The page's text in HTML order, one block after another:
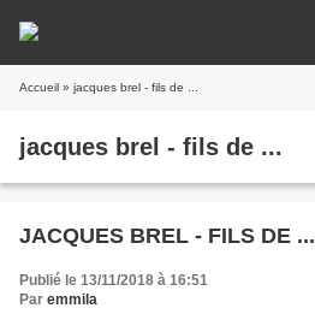
Accueil » jacques brel - fils de ...
jacques brel - fils de ...
JACQUES BREL - FILS DE ...
Publié le 13/11/2018 à 16:51
Par emmila